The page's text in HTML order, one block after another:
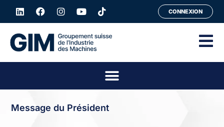
CONNEXION
Message du Président